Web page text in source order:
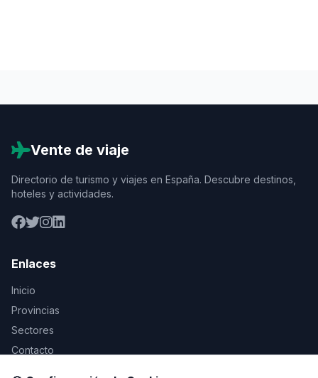
Vente de viaje
Directorio de turismo y viajes en España. Descubre destinos,
hoteles y actividades.
Enlaces
Inicio
Provincias
Sectores
Contacto